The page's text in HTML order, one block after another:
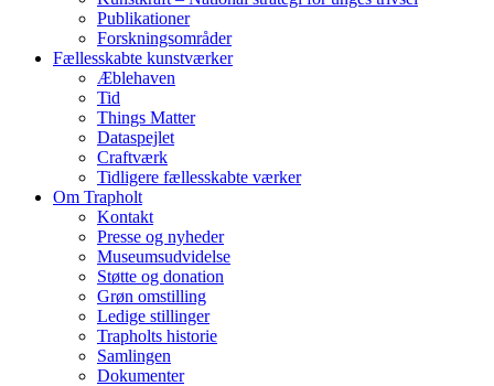
Publikationer
Forskningsområder
Fællesskabte kunstværker
Æblehaven
Tid
Things Matter
Dataspejlet
Craftværk
Tidligere fællesskabte værker
Om Trapholt
Kontakt
Presse og nyheder
Museumsudvidelse
Støtte og donation
Grøn omstilling
Ledige stillinger
Trapholts historie
Samlingen
Dokumenter